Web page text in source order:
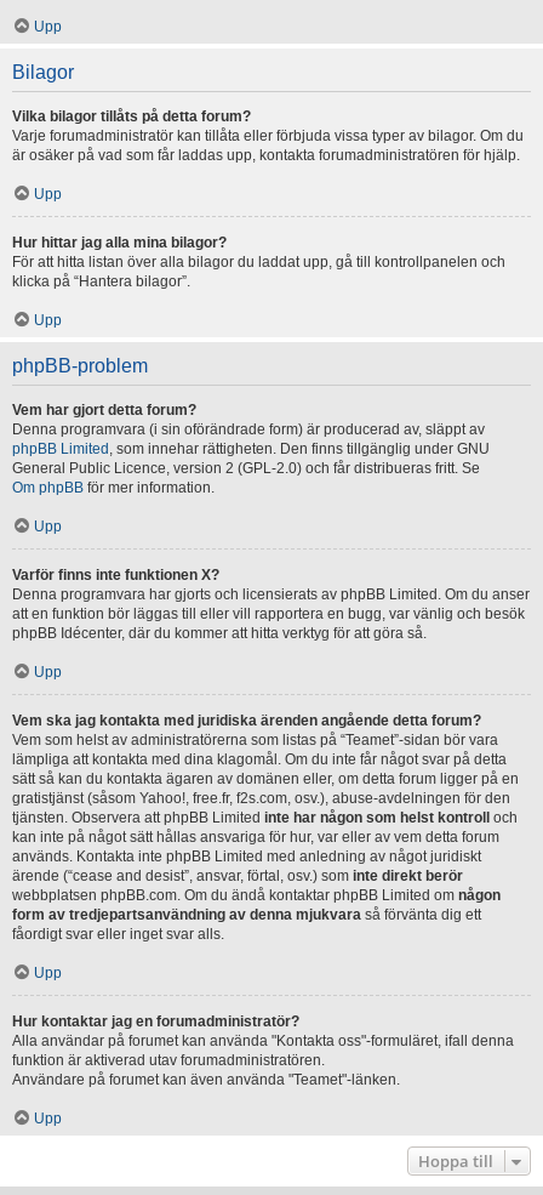
Upp
Bilagor
Vilka bilagor tillåts på detta forum?
Varje forumadministratör kan tillåta eller förbjuda vissa typer av bilagor. Om du
är osäker på vad som får laddas upp, kontakta forumadministratören för hjälp.
Upp
Hur hittar jag alla mina bilagor?
För att hitta listan över alla bilagor du laddat upp, gå till kontrollpanelen och
klicka på “Hantera bilagor”.
Upp
phpBB-problem
Vem har gjort detta forum?
Denna programvara (i sin oförändrade form) är producerad av, släppt av
phpBB Limited , som innehar rättigheten. Den finns tillgänglig under GNU
General Public Licence, version 2 (GPL-2.0) och får distribueras fritt. Se
Om phpBB för mer information.
Upp
Varför finns inte funktionen X?
Denna programvara har gjorts och licensierats av phpBB Limited. Om du anser
att en funktion bör läggas till eller vill rapportera en bugg, var vänlig och besök
phpBB Idécenter, där du kommer att hitta verktyg för att göra så.
Upp
Vem ska jag kontakta med juridiska ärenden angående detta forum?
Vem som helst av administratörerna som listas på “Teamet”-sidan bör vara
lämpliga att kontakta med dina klagomål. Om du inte får något svar på detta
sätt så kan du kontakta ägaren av domänen eller, om detta forum ligger på en
gratistjänst (såsom Yahoo!, free.fr, f2s.com, osv.), abuse-avdelningen för den
tjänsten. Observera att phpBB Limited inte har någon som helst kontroll
och
kan inte på något sätt hållas ansvariga för hur, var eller av vem detta forum
används. Kontakta inte phpBB Limited med anledning av något juridiskt
ärende (“cease and desist”, ansvar, förtal, osv.) som inte direkt berör
webbplatsen phpBB.com. Om du ändå kontaktar phpBB Limited om någon
form av tredjepartsanvändning av denna mjukvara så förvänta dig ett
fåordigt svar eller inget svar alls.
Upp
Hur kontaktar jag en forumadministratör?
Alla användar på forumet kan använda "Kontakta oss"-formuläret, ifall denna
funktion är aktiverad utav forumadministratören.
Användare på forumet kan även använda "Teamet"-länken.
Upp
Hoppa till